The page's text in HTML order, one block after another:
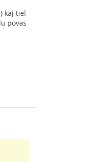
kaj tiel
povas